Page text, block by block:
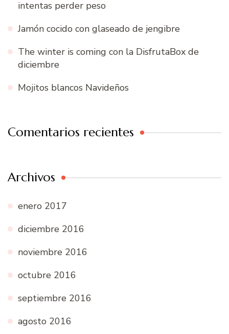
intentas perder peso
Jamón cocido con glaseado de jengibre
The winter is coming con la DisfrutaBox de
diciembre
Mojitos blancos Navideños
Comentarios recientes
Archivos
enero 2017
diciembre 2016
noviembre 2016
octubre 2016
septiembre 2016
agosto 2016